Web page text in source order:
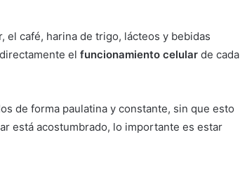
el café, harina de trigo, lácteos y bebidas
el funcionamiento celular de cada
de forma paulatina y constante, sin que esto
está acostumbrado, lo importante es estar